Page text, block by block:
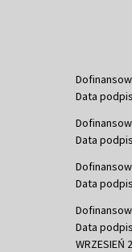
Data
Data
Data
Data
WRZESIEŃ